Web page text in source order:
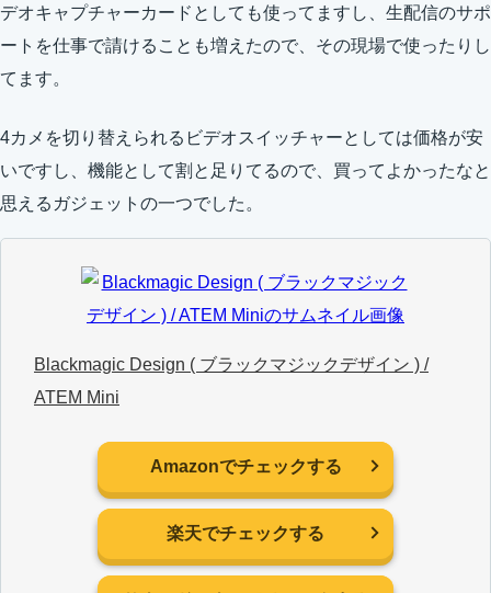
デオキャプチャーカードとしても使ってますし、生配信のサポ
ートを仕事で請けることも増えたので、その現場で使ったりし
てます。
4カメを切り替えられるビデオスイッチャーとしては価格が安
いですし、機能として割と足りてるので、買ってよかったなと
思えるガジェットの一つでした。
Blackmagic Design ( ブラックマジックデザイン ) /
ATEM Mini
Amazonでチェックする
楽天でチェックする